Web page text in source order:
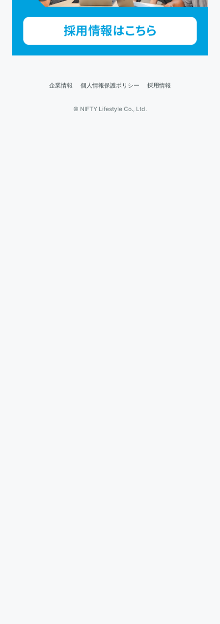
企業情報 個人情報保護ポリシー 採用情報
© NIFTY Lifestyle Co., Ltd.